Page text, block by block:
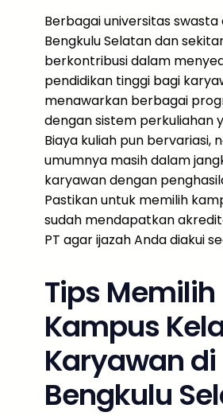
Berbagai universitas swasta
Bengkulu Selatan dan
berkontribusi dalam
pendidikan tinggi bagi
menawarkan berbagai
dengan sistem perkuliahan
Biaya kuliah pun bervariasi,
umumnya masih dalam
karyawan dengan
Pastikan untuk memilih
sudah mendapatkan
PT agar ijazah Anda diakui
Tips Memilih
Kampus
Karyawan di
Bengkulu